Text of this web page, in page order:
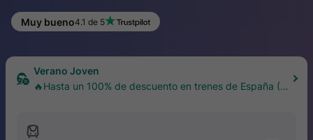
Muy bueno4.1 de 5
Verano Joven
🔥Hasta un 100% de descuento en trenes de España (1
󱍉